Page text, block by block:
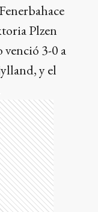
Plzen
3-0 a
y el